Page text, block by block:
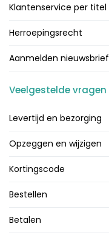
Klantenservice per titel
Herroepingsrecht
Aanmelden nieuwsbrief
Veelgestelde vragen
Levertijd en bezorging
Opzeggen en wijzigen
Kortingscode
Bestellen
Betalen